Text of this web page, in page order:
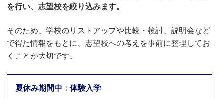
を行い、志望校を絞り込みます。
そのため、学校のリストアップや比較・検討、説明会など
で得た情報をもとに、志望校への考えを事前に整理してお
くことが大切です。
夏休み期間中：体験入学